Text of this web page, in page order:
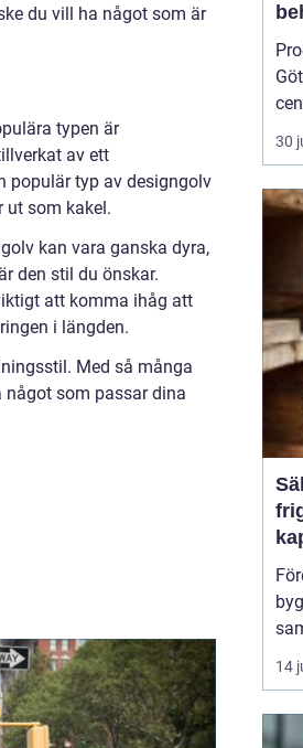
du vill ha något som är
typen är
av ett
populär typ av designgolv
ut som kakel.
kan vara ganska dyra,
den stil du önskar.
att komma ihåg att
i längden.
Med så många
som passar dina
30
14